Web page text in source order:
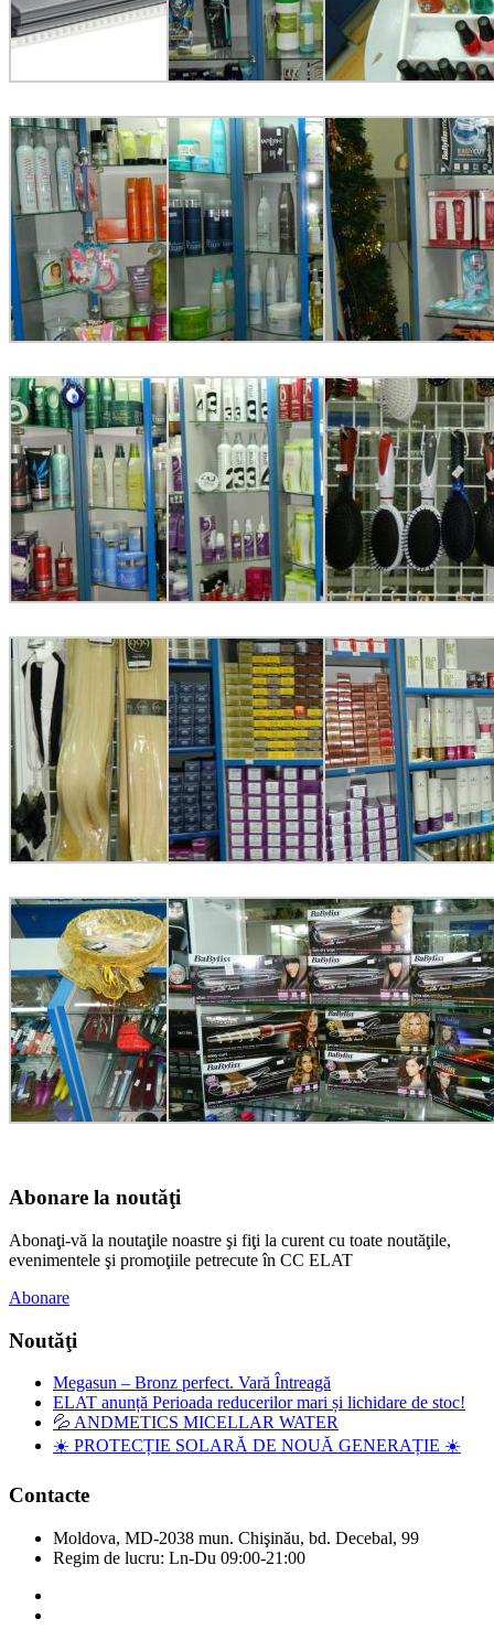
Abonare la noutăţi
Abonaţi-vă la noutaţile noastre şi fiţi la curent cu toate noutăţile,
evenimentele şi promoţiile petrecute în CC ELAT
Abonare
Noutăţi
Megasun – Bronz perfect. Vară Întreagă
ELAT anunță Perioada reducerilor mari și lichidare de stoc!
💦 ANDMETICS MICELLAR WATER
☀️ PROTECȚIE SOLARĂ DE NOUĂ GENERAȚIE ☀️
Contacte
Moldova, MD-2038 mun. Chişinău, bd. Decebal, 99
Regim de lucru: Ln-Du 09:00-21:00